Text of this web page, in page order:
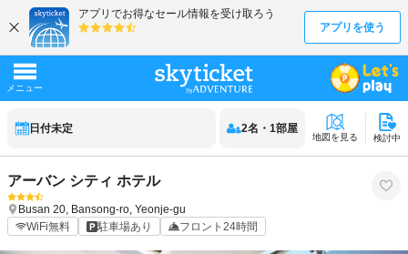
日付未定 2名 ・ 1部屋
地図を見る 検討中
アーバン シティ ホテル
Busan 20, Bansong-ro, Yeonje-gu
WiFi無料
駐車場あり フロント24時間